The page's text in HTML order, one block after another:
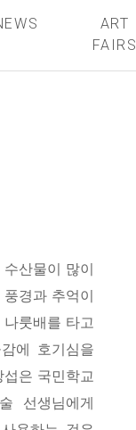
ART
FAIRS
수산물이 많이
경과 추억이
룻배를 타고
에 호기심을
섭은 국민학교
선생님에게